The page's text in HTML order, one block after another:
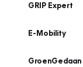
GRIP Expert
E-Mobility
GroenGedaan